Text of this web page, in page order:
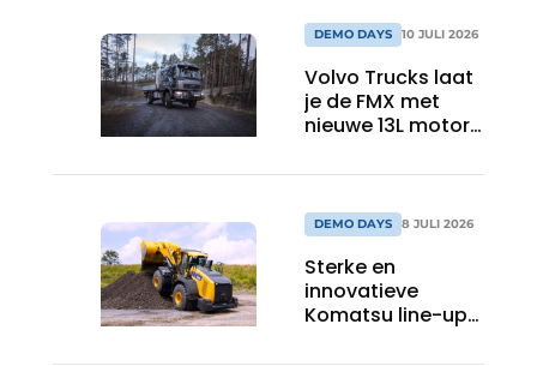
DEMO DAYS 10 JULI 2026
Volvo Trucks laat
je de FMX met
nieuwe 13L motor
DEMO DAYS 8 JULI 2026
Sterke en
innovatieve
Komatsu line-up